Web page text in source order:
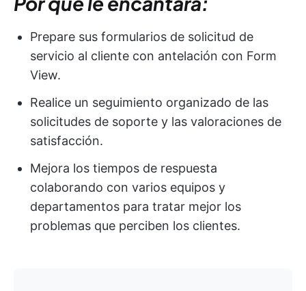
Prepare sus formularios de solicitud de
servicio al cliente con antelación con Form
View.
Realice un seguimiento organizado de las
solicitudes de soporte y las valoraciones de
satisfacción.
Mejora los tiempos de respuesta
colaborando con varios equipos y
departamentos para tratar mejor los
problemas que perciben los clientes.